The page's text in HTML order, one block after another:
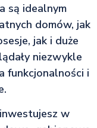
są idealnym
domów, jak
jak i duże
niezwykle
funkcjonalności i
w